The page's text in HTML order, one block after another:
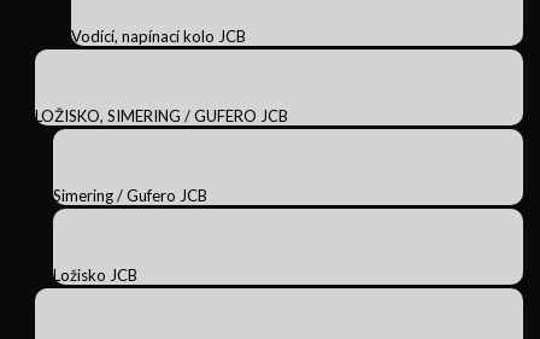
Vodící, napínací kolo JCB
LOŽISKO, SIMERING / GUFERO JCB
Simering / Gufero JCB
Ložisko JCB